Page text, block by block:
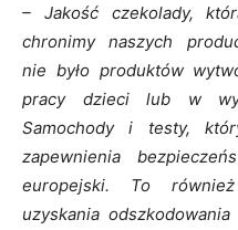
– Jakość czekolady,
chronimy naszych
nie było produktów
pracy dzieci lub w
Samochody i testy,
zapewnienia
europejski. To
uzyskania